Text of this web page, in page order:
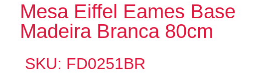
Mesa Eiffel Eames Base
Madeira Branca 80cm
SKU: FD0251BR